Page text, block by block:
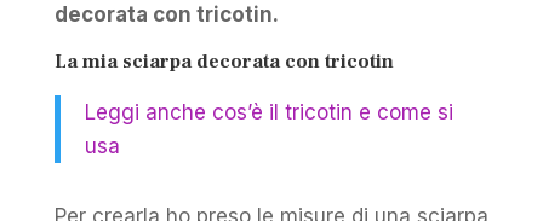
decorata con tricotin.
La mia sciarpa decorata con tricotin
Leggi anche cos’è il tricotin e come si
usa
Per crearla ho preso le misure di una sciarpa